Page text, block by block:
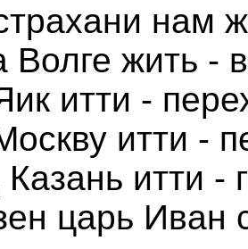
нам
Волге жить -
итти -
итти -
итти -
царь Иван